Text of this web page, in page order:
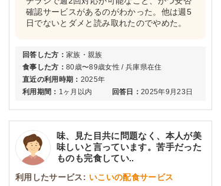
回答した方： 家族・親族
食事した方： 80歳〜89歳女性 / 兵庫県在住
直近の利用時期： 2025年
利用期間： 1ヶ月以内 回答日： 2025年9月23日
確認サービスがあるのがわかった。他は週5
日でないとダメと読み取れたのでやめた。
味、見た目共に問題なく、本人が美
味しいと言っています。苦手だった
ものも完食してい..
利用したサービス: いこいの配食サービス